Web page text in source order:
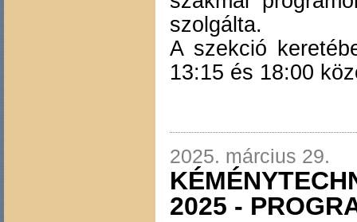
szolgálta.
A szekció
13:15 és 18:00
2025. március 29.
2025 -